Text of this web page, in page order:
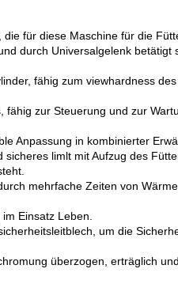
für diese Maschine für die
durch Universalgelenk betätigt
fähig zum viewhardness
zur Steuerung und zur
Anpassung in kombinierter
limlt mit Aufzug des
mehrfache Zeiten von
Einsatz Leben.
um die
überzogen, erträglich